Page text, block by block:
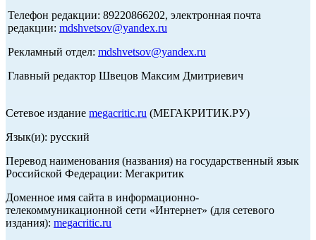
Телефон редакции: 89220866202, электронная почта
редакции: mdshvetsov@yandex.ru
Рекламный отдел: mdshvetsov@yandex.ru
Главный редактор Швецов Максим Дмитриевич
Сетевое издание megacritic.ru (МЕГАКРИТИК.РУ)
Язык(и): русский
Перевод наименования (названия) на государственный язык
Российской Федерации: Мегакритик
Доменное имя сайта в информационно-
телекоммуникационной сети «Интернет» (для сетевого
издания): megacritic.ru